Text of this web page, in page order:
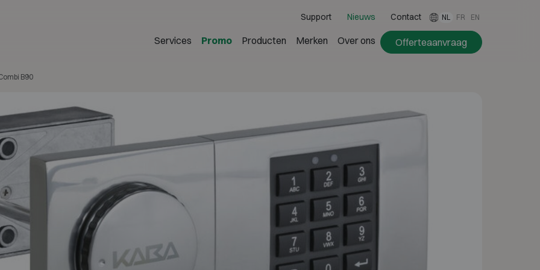
Support Nieuws Contact NL FR EN
Services Promo Producten Merken Over ons Offerteaanvraag
B90